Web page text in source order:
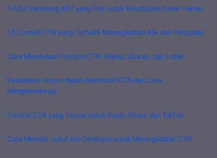
5 Fitur Samsung A07 yang Pas untuk Kebutuhan Dasar Harian
10 Contoh CTA yang Terbukti Meningkatkan Klik dan Penjualan
Cara Mendesain Tombol CTA: Warna, Ukuran, dan Letak
Kesalahan Umum dalam Membuat CTA dan Cara
Menghindarinya
Contoh CTA yang Cocok untuk Reels, Short, dan TikTok
Cara Menulis Judul dan Deskripsi untuk Meningkatkan CTR